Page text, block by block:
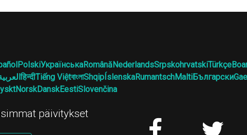
PolskiУкраїнськаRomânăNederlandsSrpskohrvatskiTürkçe
हिन्दीTiếng ViệtবাংলাShqipÍslenskaRumantschMaltiБългарски
NorskDanskEestiSlovenčina
päivitykset